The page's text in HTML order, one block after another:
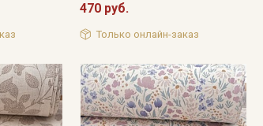
470 руб.
Только онлайн-заказ
персональных
и